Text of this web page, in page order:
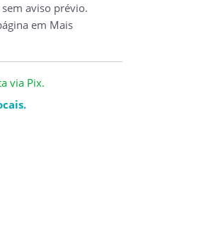
aviso prévio.
em Mais
via Pix.